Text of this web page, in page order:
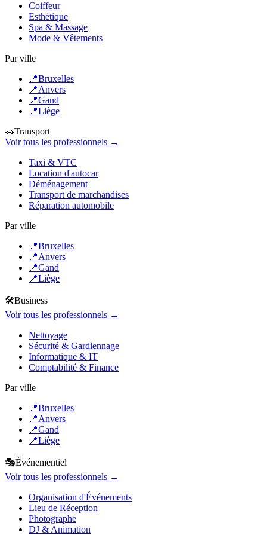
Coiffeur
Esthétique
Spa & Massage
Mode & Vêtements
Par ville
📍Bruxelles
📍Anvers
📍Gand
📍Liège
🚗Transport
Voir tous les professionnels →
Taxi & VTC
Location d'autocar
Déménagement
Transport de marchandises
Réparation automobile
Par ville
📍Bruxelles
📍Anvers
📍Gand
📍Liège
🛠️Business
Voir tous les professionnels →
Nettoyage
Sécurité & Gardiennage
Informatique & IT
Comptabilité & Finance
Par ville
📍Bruxelles
📍Anvers
📍Gand
📍Liège
🎭Événementiel
Voir tous les professionnels →
Organisation d'Événements
Lieu de Réception
Photographe
DJ & Animation